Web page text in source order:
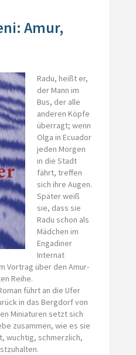
Amur,
Radu, heißt er,
der Mann im
Bus, der alle
anderen Köpfe
überragt; wenn
Olga in Ecuador
jeden Morgen
in die Stadt
fährt, treffen
sich ihre Augen.
Später weiß
sie, dass sie
Radu schon als
Mädchen im
Engadiner
Internat
Vortrag über den Amur-
Reihe.
führt an die Ufer
in das Bergdorf von
Miniaturen setzt sich
zusammen, wie es sie
wuchtig, schmerzlich,